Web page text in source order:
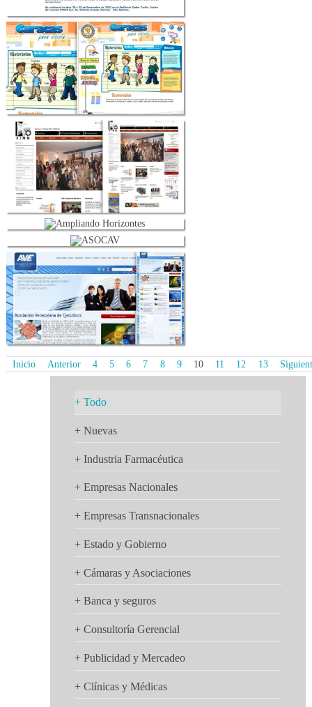
Inicio Anterior 4 5 6 7 8 9 10 11 12 13
+ Todo
+ Nuevas
+ Industria Farmacéutica
+ Empresas Nacionales
+ Empresas Transnacionales
+ Estado y Gobierno
+ Cámaras y Asociaciones
+ Banca y seguros
+ Consultoría Gerencial
+ Publicidad y Mercadeo
+ Clínicas y Médicas